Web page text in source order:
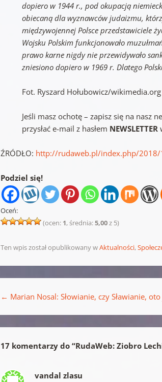
dopiero w 1944 r., pod okupacją
obiecaną dla wyznawców judaizmu,
międzywojennej Polsce przedstawiciele
Wojsku Polskim funkcjonowało
prawo karne nigdy nie przewidywało
zniesiono dopiero w 1969 r. Dlatego
Fot. Ryszard Hołubowicz/wikimedia.org
Jeśli masz ochotę – zapisz się na nasz
przysłać e-mail z hasłem NEWSLETTER
ŹRÓDŁO: http://rudaweb.pl/index.php/
Podziel się!
Oceń:
(ocen: 1, średnia:5,00z 5)
Ten wpis został opublikowany wAktualności,
← Marian Nosal: Słowianie, czy Sławianie,
17 komentarzy do “RudaWeb: Ziobro
vandal zlasu